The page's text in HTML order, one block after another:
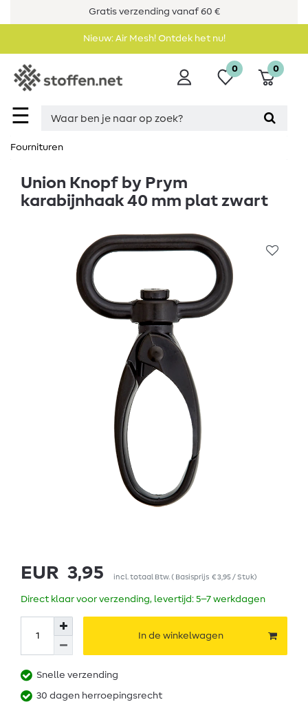
Gratis verzending vanaf 60 €
Nieuw: Air Mesh! Ontdek het nu!
☰
0 0
Fournituren
Union Knopf by Prym
karabijnhaak 40 mm plat zwart
EUR 3,95 incl. totaal Btw.( Basisprijs € 3,95 / Stuk)
Direct klaar voor verzending, levertijd: 5–7 werkdagen
In de winkelwagen
Snelle verzending
30 dagen herroepingsrecht